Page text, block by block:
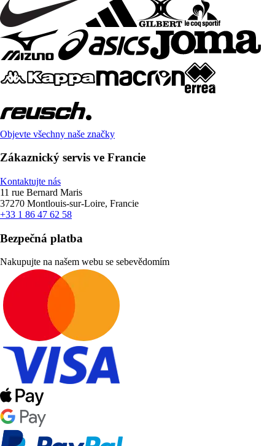
Objevte všechny naše značky
Zákaznický servis ve Francie
Kontaktujte nás
11 rue Bernard Maris
37270 Montlouis-sur-Loire, Francie
+33 1 86 47 62 58
Bezpečná platba
Nakupujte na našem webu se sebevědomím